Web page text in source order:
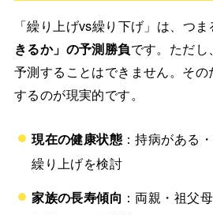
「繰り上げvs繰り下げ」は、つ
きるか」の予測勝負です。ただ
予測することはできません。そ
するのが現実的です。
現在の健康状態 ：持病がある
繰り上げを検討
家族の長寿傾向 ：両親・祖父